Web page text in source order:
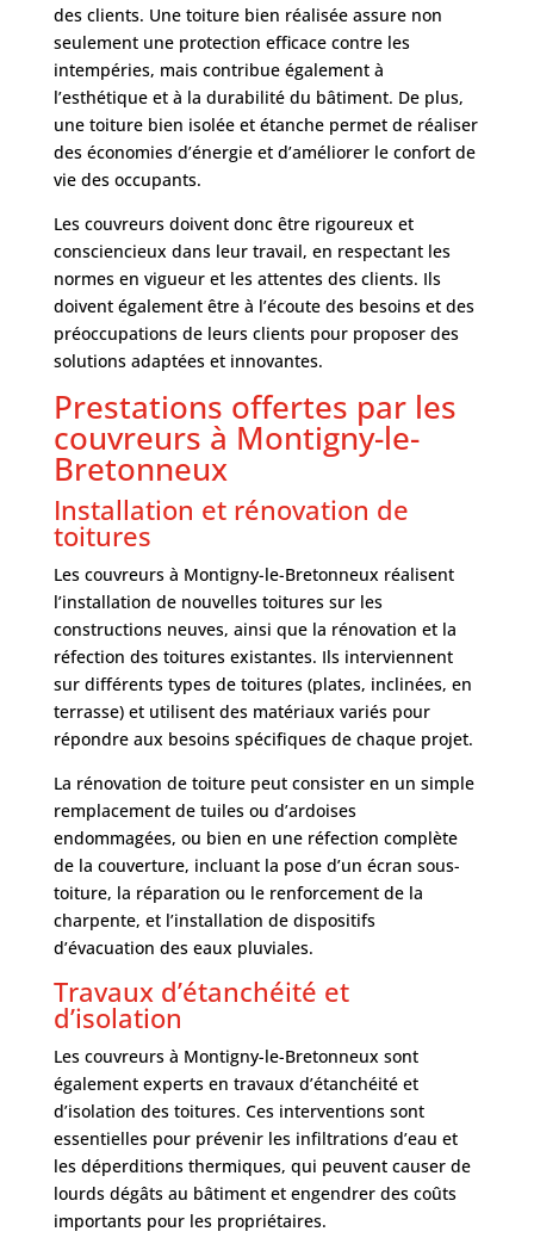
des clients. Une toiture bien réalisée assure non
seulement une protection efficace contre les
intempéries, mais contribue également à
l’esthétique et à la durabilité du bâtiment. De plus,
une toiture bien isolée et étanche permet de réaliser
des économies d’énergie et d’améliorer le confort de
vie des occupants.
Les couvreurs doivent donc être rigoureux et
consciencieux dans leur travail, en respectant les
normes en vigueur et les attentes des clients. Ils
doivent également être à l’écoute des besoins et des
préoccupations de leurs clients pour proposer des
solutions adaptées et innovantes.
Prestations offertes par les
couvreurs à Montigny-le-
Bretonneux
Installation et rénovation de
toitures
Les couvreurs à Montigny-le-Bretonneux réalisent
l’installation de nouvelles toitures sur les
constructions neuves, ainsi que la rénovation et la
réfection des toitures existantes. Ils interviennent
sur différents types de toitures (plates, inclinées, en
terrasse) et utilisent des matériaux variés pour
répondre aux besoins spécifiques de chaque projet.
La rénovation de toiture peut consister en un simple
remplacement de tuiles ou d’ardoises
endommagées, ou bien en une réfection complète
de la couverture, incluant la pose d’un écran sous-
toiture, la réparation ou le renforcement de la
charpente, et l’installation de dispositifs
d’évacuation des eaux pluviales.
Travaux d’étanchéité et
d’isolation
Les couvreurs à Montigny-le-Bretonneux sont
également experts en travaux d’étanchéité et
d’isolation des toitures. Ces interventions sont
essentielles pour prévenir les infiltrations d’eau et
les déperditions thermiques, qui peuvent causer de
lourds dégâts au bâtiment et engendrer des coûts
importants pour les propriétaires.